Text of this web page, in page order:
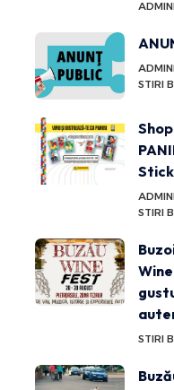
STIRI
STIRI
STIRI